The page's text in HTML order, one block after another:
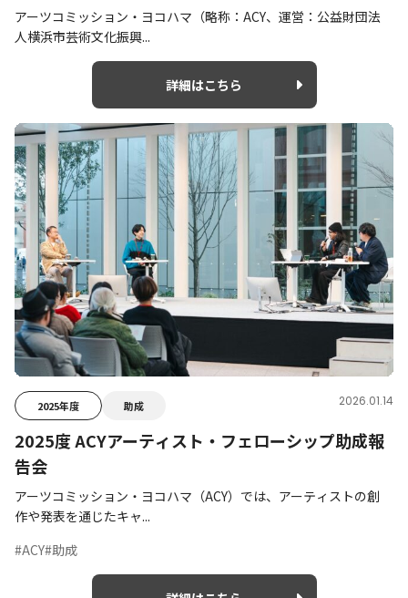
アーツコミッション・ヨコハマ（略称：ACY、運営：公益財団法
人横浜市芸術文化振興...
詳細はこちら
2025年度 助成 2026.01.14
2025度 ACYアーティスト・フェローシップ助成報
告会
アーツコミッション・ヨコハマ（ACY）では、アーティストの創
作や発表を通じたキャ...
#ACY#助成